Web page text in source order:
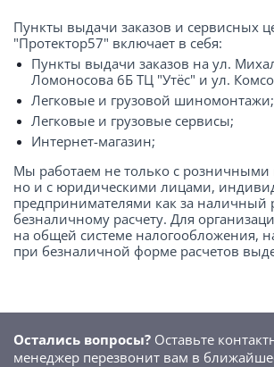
Пункты выдачи заказов и сервисных
"Протектор57" включает в себя:
Пункты выдачи заказов на ул.
Ломоносова 6Б ТЦ "Утёс" и ул.
Легковые и грузовой шиномонтажи;
Легковые и грузовые сервисы;
Интернет-магазин;
Мы работаем не только с розничными
но и с юридическими лицами,
предпринимателями как за наличный
безналичному расчету. Для
на общей системе налогообложения,
при безналичной форме расчетов
Остались вопросы? Оставьте
менеджер перезвонит вам в